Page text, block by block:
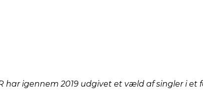
har igennem 2019 udgivet et væld af singler i